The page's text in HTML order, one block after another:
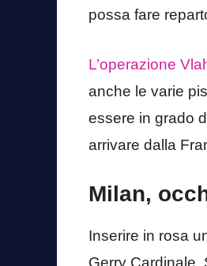
possa fare
L’operazione
anche le varie
essere in grado
arrivare dalla
Milan,
Inserire in rosa
Gerry Cardinale.